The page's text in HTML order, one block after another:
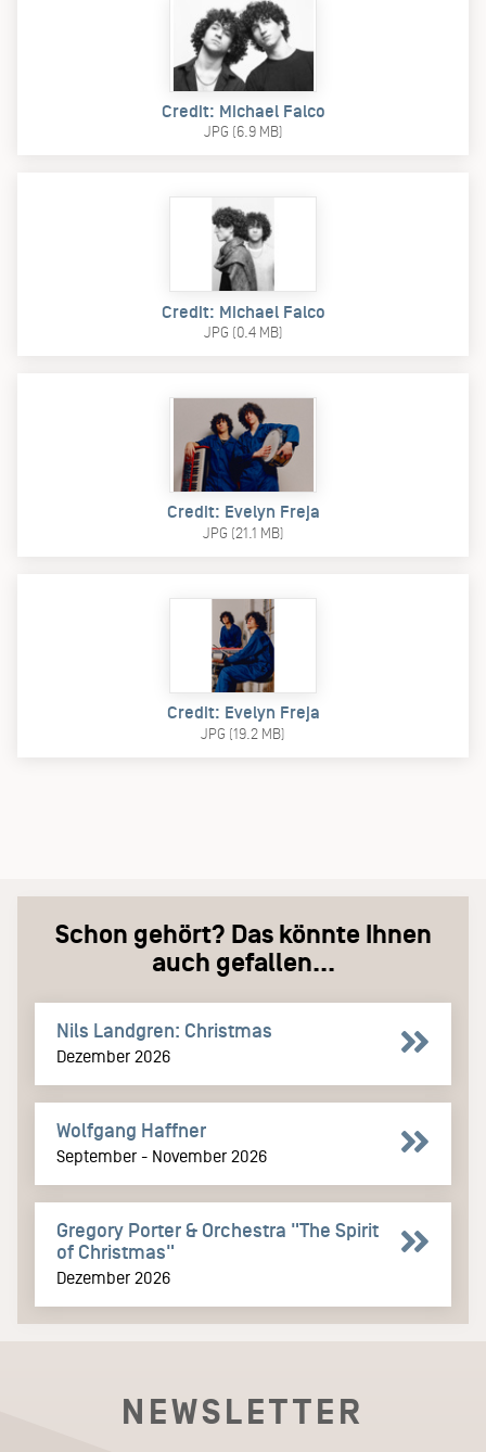
Credit: Michael Falco
JPG (6.9 MB)
Credit: Michael Falco
JPG (0.4 MB)
Credit: Evelyn Freja
JPG (21.1 MB)
Credit: Evelyn Freja
JPG (19.2 MB)
Schon gehört? Das könnte Ihnen
auch gefallen...
Nils Landgren: Christmas
Dezember 2026
Wolfgang Haffner
September - November 2026
Gregory Porter & Orchestra "The Spirit
of Christmas"
Dezember 2026
NEWSLETTER